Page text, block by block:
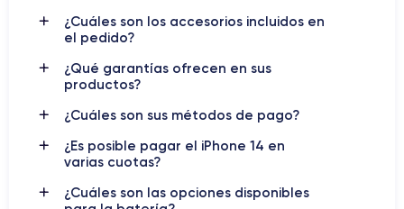
datos personales. En respuesta, Apple ha integrado en el
iPhone 14tecnologías avanzadas
ambientaly ha fortalecido considerablemente las funciones
de seguridad y privacidad.
Este compromiso subraya la devoción de Apple a promover
un desarrollo tecnológico responsable y sostenible.
Oficialmentepresentado el 7 de septiembre de 2022
iPhone 14 fue
lanzado a la venta en Europa el 16 de
septiembre de 2022, marcando un momento importante en
¿Cuáles son los accesorios incluidos en
el pedido?
¿Qué garantías ofrecen en sus
productos?
¿Cuáles son sus métodos de pago?
¿Es posible pagar el iPhone 14 en
varias cuotas?
¿Cuáles son las opciones disponibles